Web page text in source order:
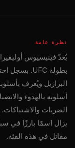
نظرة عامة
يُعدّ فينيسيوس
البرازيل ويُعرف
أسلوبه بالهدوء
الضربات
يزال اسمًا بارزًا في
مقاتل في هذه الفئة.